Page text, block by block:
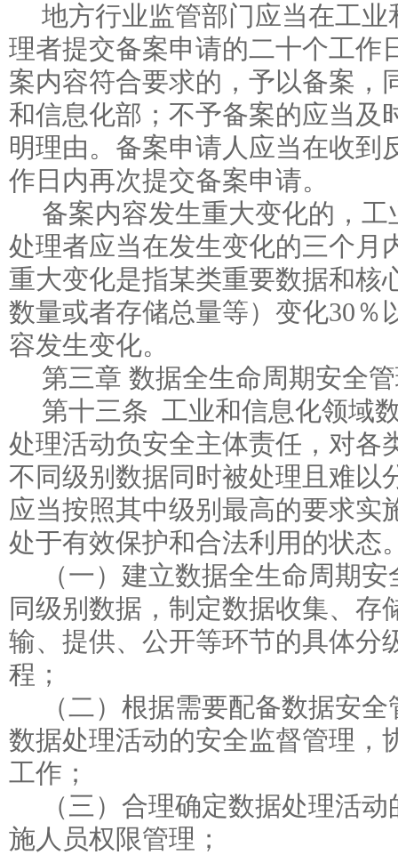
地方行业监管部门应当在工
理者提交备案申请的二十个工作
案内容符合要求的，予以备案，
和信息化部；不予备案的应当及
明理由。备案申请人应当在收到
作日内再次提交备案申请。
备案内容发生重大变化的，
处理者应当在发生变化的三个月
重大变化是指某类重要数据和核
数量或者存储总量等）变化30％
容发生变化。
第三章 数据全生命周期安全
第十三条 工业和信息化领域
处理活动负安全主体责任，对各
不同级别数据同时被处理且难以
应当按照其中级别最高的要求实
处于有效保护和合法利用的状态
（一）建立数据全生命周期
同级别数据，制定数据收集、存
输、提供、公开等环节的具体分
程；
（二）根据需要配备数据安
数据处理活动的安全监督管理，
工作；
（三）合理确定数据处理活
施人员权限管理；